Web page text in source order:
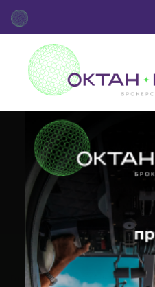
+7 (3812) 29-00-92
г.Омск ул.Красный
Главная Новости Депозитария